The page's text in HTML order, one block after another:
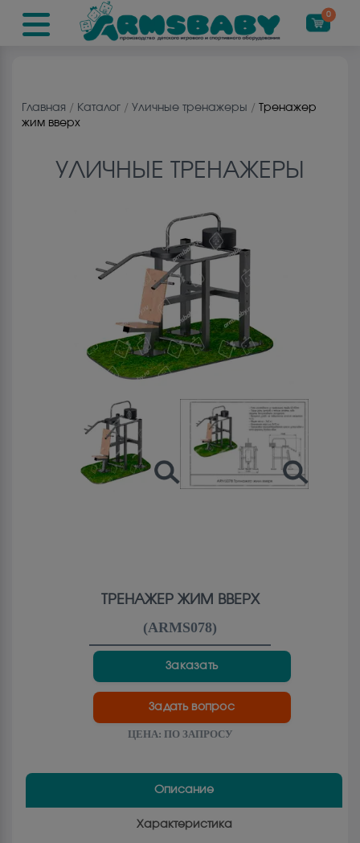
0
Главная / Каталог / Уличные тренажеры /
Тренажер
жим вверх
УЛИЧНЫЕ ТРЕНАЖЕРЫ
ТРЕНАЖЕР ЖИМ ВВЕРХ
(ARMS078)
Заказать
Задать вопрос
ЦЕНА: ПО ЗАПРОСУ
Описание
Характеристика